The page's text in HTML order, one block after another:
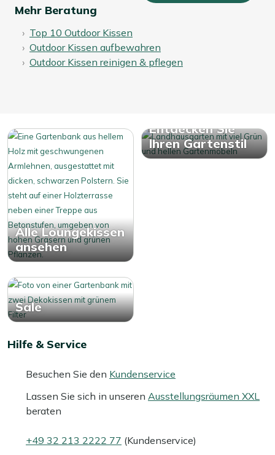
Mehr Beratung
Top 10 Outdoor Kissen
Outdoor Kissen aufbewahren
Outdoor Kissen reinigen & pflegen
Alle Loungekissen
ansehen
Entdecken Sie
Ihren Gartenstil
Sale
Hilfe & Service
Besuchen Sie den Kundenservice
Lassen Sie sich in unseren Ausstellungsräumen XXL
beraten
+49 32 213 2222 77 (Kundenservice)